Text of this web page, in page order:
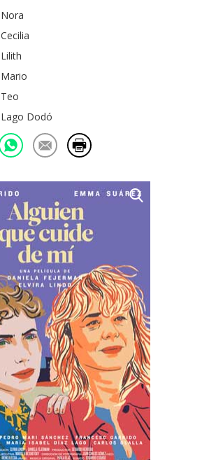
Nora
Cecilia
Lilith
Mario
Teo
Lago Dodó